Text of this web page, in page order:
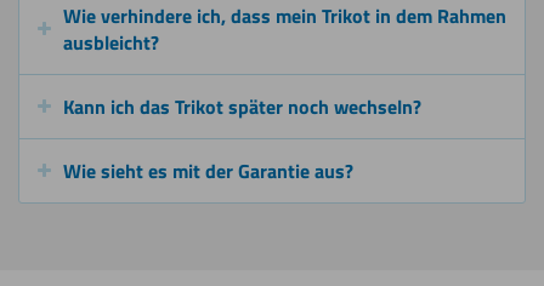
Wie verhindere ich, dass mein Trikot in dem Rahmen
ausbleicht?
Kann ich das Trikot später noch wechseln?
Wie sieht es mit der Garantie aus?